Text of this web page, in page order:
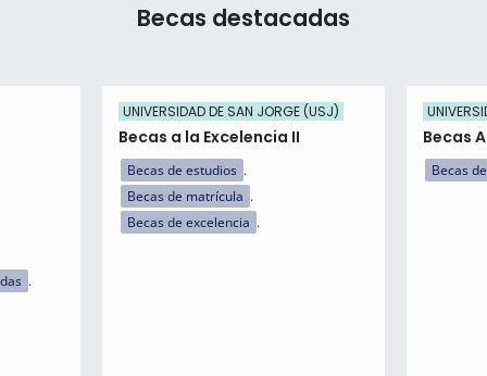
Becas destacadas
UNIVERSIDAD DE SAN JORGE (USJ)
Becas a la Excelencia II
Becas de estudios
Becas de matrícula
Becas de excelencia
Becas
Becas